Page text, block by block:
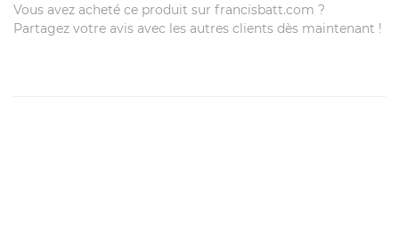
Vous avez acheté ce produit sur francisbatt.com ?
Partagez votre avis avec les autres clients dès maintenant !